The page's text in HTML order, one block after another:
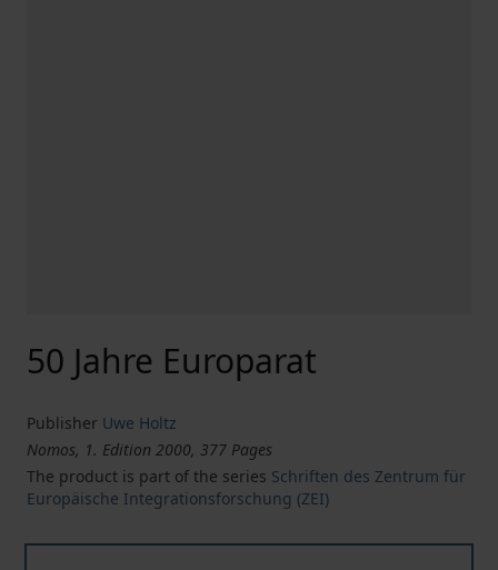
50 Jahre Europarat
Publisher Uwe Holtz
Nomos, 1. Edition 2000, 377 Pages
The product is part of the series Schriften des Zentrum für
Europäische Integrationsforschung (ZEI)